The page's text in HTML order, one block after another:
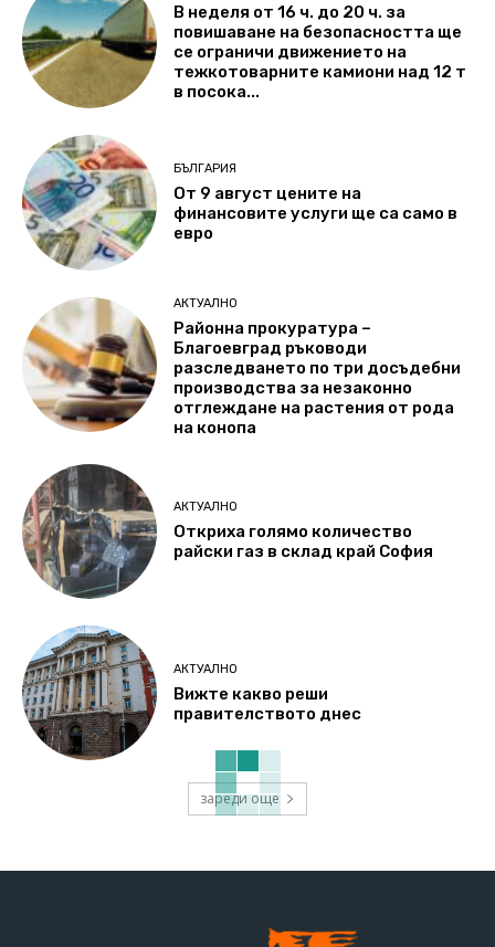
В неделя от 16 ч. до 20 ч. за
повишаване на безопасността ще
се ограничи движението на
тежкотоварните камиони над 12 т
в посока...
БЪЛГАРИЯ
От 9 август цените на
финансовите услуги ще са само в
евро
АКТУАЛНО
Районна прокуратура –
Благоевград ръководи
разследването по три досъдебни
производства за незаконно
отглеждане на растения от рода
на конопа
АКТУАЛНО
Откриха голямо количество
райски газ в склад край София
АКТУАЛНО
Вижте какво реши
правителството днес
зареди още